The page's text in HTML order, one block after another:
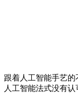
跟着人工智能手艺
人工智能法式没有认